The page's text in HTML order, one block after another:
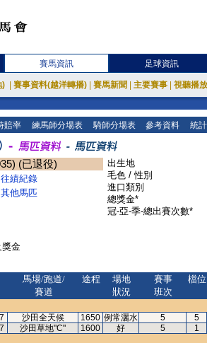
賽馬資訊 足球資訊
) 賽事資料(越洋轉播) 賽馬新聞 主要賽事 視聽播
賠率 練馬師分場表 騎師分場表 參考資料 統
(已退役)
往績紀錄
其他馬匹
出生地
毛色 / 性別
進口類別
總獎金*
冠-亞-季-總出賽次數*
獎金
馬場/跑道/
賽道
途程
場地
狀況
賽事
班次
檔位
沙田全天候 1650 例常灑水 5
5
沙田草地"C" 1600 好 5
1